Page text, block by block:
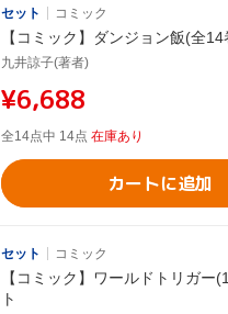
セット コミック
【コミック】ダンジョン飯(全14
九井諒子(著者)
¥6,688
全14点中 14点 在庫あり
カートに追加
セット コミック
【コミック】ワールドトリガー
ト